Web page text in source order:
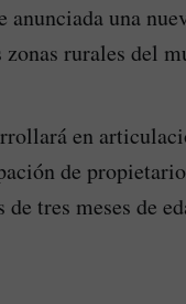
anunciada una
zonas rurales del
en
de
de tres meses de